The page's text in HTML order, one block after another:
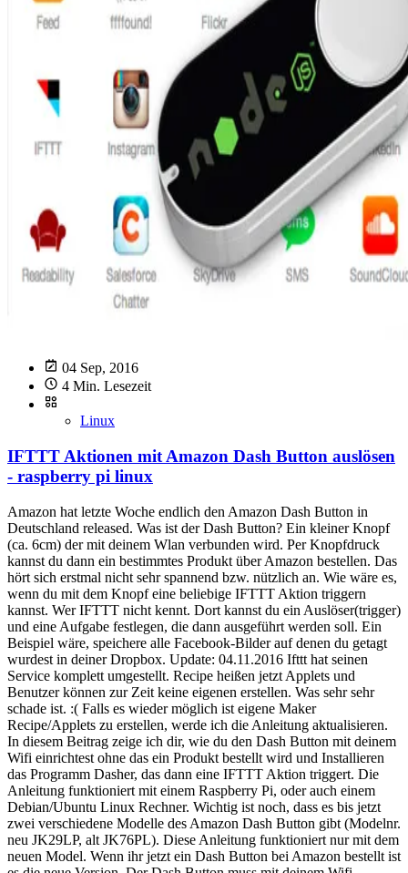
04 Sep, 2016
4 Min. Lesezeit
Linux
IFTTT Aktionen mit Amazon Dash Button auslösen
- raspberry pi linux
Amazon hat letzte Woche endlich den Amazon Dash Button in
Deutschland released. Was ist der Dash Button? Ein kleiner Knopf
(ca. 6cm) der mit deinem Wlan verbunden wird. Per Knopfdruck
kannst du dann ein bestimmtes Produkt über Amazon bestellen. Das
hört sich erstmal nicht sehr spannend bzw. nützlich an. Wie wäre es,
wenn du mit dem Knopf eine beliebige IFTTT Aktion triggern
kannst. Wer IFTTT nicht kennt. Dort kannst du ein Auslöser(trigger)
und eine Aufgabe festlegen, die dann ausgeführt werden soll. Ein
Beispiel wäre, speichere alle Facebook-Bilder auf denen du getagt
wurdest in deiner Dropbox. Update: 04.11.2016 Ifttt hat seinen
Service komplett umgestellt. Recipe heißen jetzt Applets und
Benutzer können zur Zeit keine eigenen erstellen. Was sehr sehr
schade ist. :( Falls es wieder möglich ist eigene Maker
Recipe/Applets zu erstellen, werde ich die Anleitung aktualisieren.
In diesem Beitrag zeige ich dir, wie du den Dash Button mit deinem
Wifi einrichtest ohne das ein Produkt bestellt wird und Installieren
das Programm Dasher, das dann eine IFTTT Aktion triggert. Die
Anleitung funktioniert mit einem Raspberry Pi, oder auch einem
Debian/Ubuntu Linux Rechner. Wichtig ist noch, dass es bis jetzt
zwei verschiedene Modelle des Amazon Dash Button gibt (Modelnr.
neu JK29LP, alt JK76PL). Diese Anleitung funktioniert nur mit dem
neuen Model. Wenn ihr jetzt ein Dash Button bei Amazon bestellt ist